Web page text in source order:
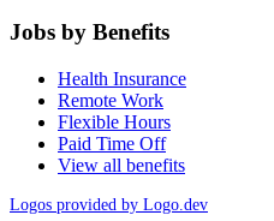
Jobs by Benefits
Health Insurance
Remote Work
Flexible Hours
Paid Time Off
View all benefits
Logos provided by Logo.dev